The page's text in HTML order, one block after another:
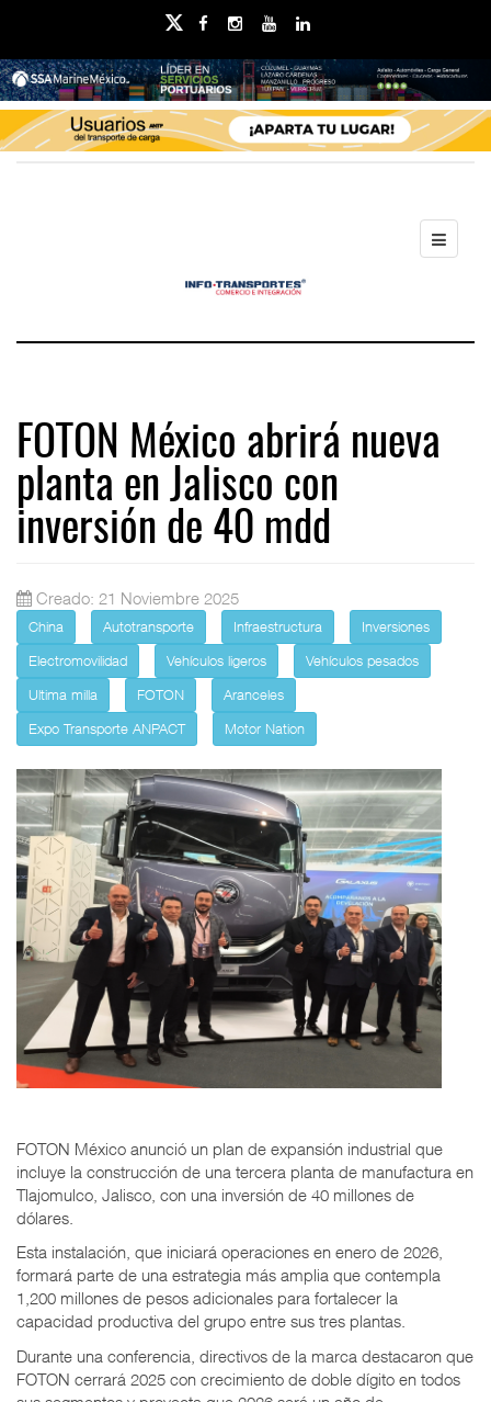
FOTON México abrirá nueva
planta en Jalisco con
inversión de 40 mdd
Creado: 21 Noviembre 2025
China Autotransporte Infraestructura
Inversiones
Electromovilidad
Vehículos ligeros
Vehículos pesados
Ultima milla
FOTON
Aranceles
Expo Transporte ANPACT
Motor Nation
FOTON México anunció un plan de expansión industrial que
incluye la construcción de una tercera planta de manufactura en
Tlajomulco, Jalisco, con una inversión de 40 millones de
dólares.
Esta instalación, que iniciará operaciones en enero de 2026,
formará parte de una estrategia más amplia que contempla
1,200 millones de pesos adicionales para fortalecer la
capacidad productiva del grupo entre sus tres plantas.
Durante una conferencia, directivos de la marca destacaron que
FOTON cerrará 2025 con crecimiento de doble dígito en todos